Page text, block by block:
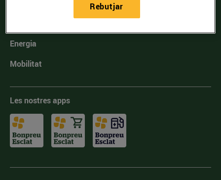
Energia
Mobilitat
Les nostres apps
Rebutjar